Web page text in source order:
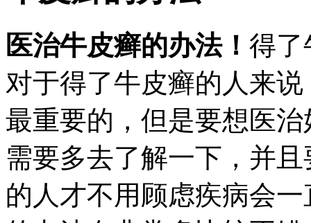
医治牛皮癣的办法！ 得了
对于得了牛皮癣的人来
最重要的，但是要想医
需要多去了解一下，并
的人才不用顾虑疾病会